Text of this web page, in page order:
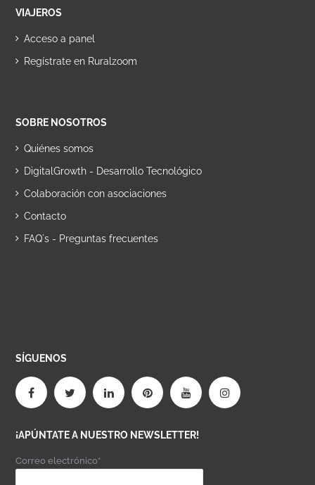
VIAJEROS
Acceso a panel
Regístrate en Ruralzoom
SOBRE NOSOTROS
Quiénes somos
DigitalGrowth - Desarrollo Tecnológico
Colaboración con asociaciones
Contacto
FAQ´s - Preguntas frecuentes
SÍGUENOS
¡APÚNTATE A NUESTRO NEWSLETTER!
Correo electrónico*